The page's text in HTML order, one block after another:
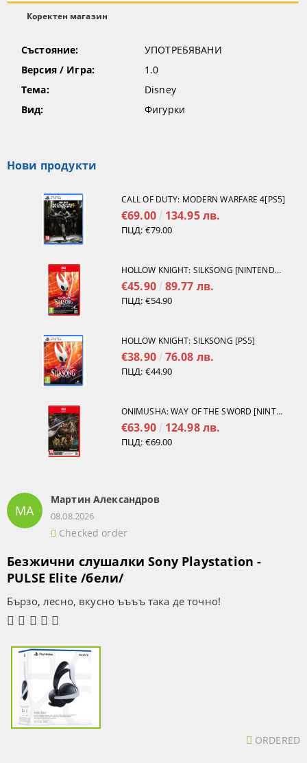
Коректен магазин
Състояние:
УПОТРЕБЯВАНИ
Версия / Игра:
1.0
Тема:
Disney
Вид:
Фигурки
Нови продукти
CALL OF DUTY: MODERN WARFARE 4[PS5]
€69.00 134.95 лв.
ПЦД: €79.00
HOLLOW KNIGHT: SILKSONG [NINTENDO SWITCH 2]
€45.90 89.77 лв.
ПЦД: €54.90
HOLLOW KNIGHT: SILKSONG [PS5]
€38.90 76.08 лв.
ПЦД: €44.90
ONIMUSHA: WAY OF THE SWORD [NINTENDO SWITCH 2]
€63.90 124.98 лв.
ПЦД: €69.00
МА
Мартин Александров
08.08.2026
Checked order
Безжични слушалки Sony Playstation -
PULSE Elite /бели/
Бързо, лесно, вкусно ъъъъ така де точно!
ORDERED